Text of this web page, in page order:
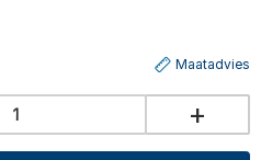
Maatadvies
+